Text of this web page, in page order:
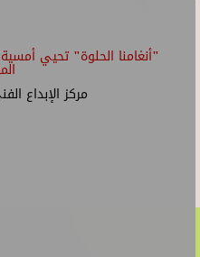
"أنغامنا الحلوة" تحيي
مركز الإبداع